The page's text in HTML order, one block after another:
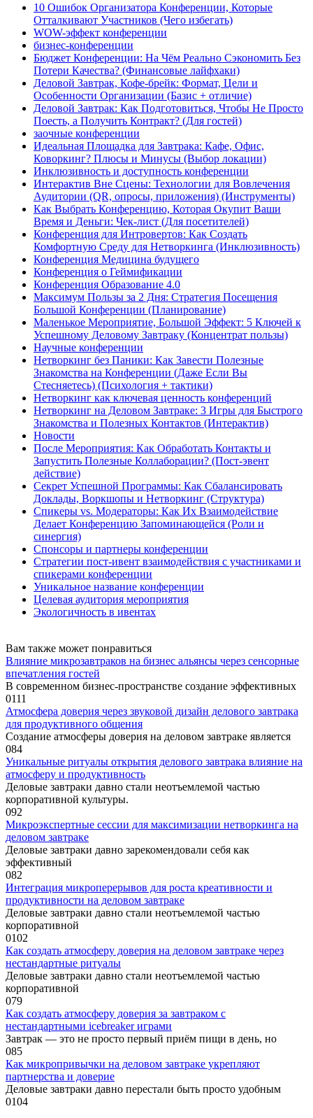
10 Ошибок Организатора Конференции, Которые
Отталкивают Участников (Чего избегать)
WOW-эффект конференции
бизнес-конференции
Бюджет Конференции: На Чём Реально Сэкономить Без
Потери Качества? (Финансовые лайфхаки)
Деловой Завтрак, Кофе-брейк: Формат, Цели и
Особенности Организации (Базис + отличие)
Деловой Завтрак: Как Подготовиться, Чтобы Не Просто
Поесть, а Получить Контракт? (Для гостей)
заочные конференции
Идеальная Площадка для Завтрака: Кафе, Офис,
Коворкинг? Плюсы и Минусы (Выбор локации)
Инклюзивность и доступность конференции
Интерактив Вне Сцены: Технологии для Вовлечения
Аудитории (QR, опросы, приложения) (Инструменты)
Как Выбрать Конференцию, Которая Окупит Ваши
Время и Деньги: Чек-лист (Для посетителей)
Конференция для Интровертов: Как Создать
Комфортную Среду для Нетворкинга (Инклюзивность)
Конференция Медицина будущего
Конференция о Геймификации
Конференция Образование 4.0
Максимум Пользы за 2 Дня: Стратегия Посещения
Большой Конференции (Планирование)
Маленькое Мероприятие, Большой Эффект: 5 Ключей к
Успешному Деловому Завтраку (Концентрат пользы)
Научные конференции
Нетворкинг без Паники: Как Завести Полезные
Знакомства на Конференции (Даже Если Вы
Стесняетесь) (Психология + тактики)
Нетворкинг как ключевая ценность конференций
Нетворкинг на Деловом Завтраке: 3 Игры для Быстрого
Знакомства и Полезных Контактов (Интерактив)
Новости
После Мероприятия: Как Обработать Контакты и
Запустить Полезные Коллаборации? (Пост-эвент
действие)
Секрет Успешной Программы: Как Сбалансировать
Доклады, Воркшопы и Нетворкинг (Структура)
Спикеры vs. Модераторы: Как Их Взаимодействие
Делает Конференцию Запоминающейся (Роли и
синергия)
Спонсоры и партнеры конференции
Стратегии пост-ивент взаимодействия с участниками и
спикерами конференции
Уникальное название конференции
Целевая аудитория мероприятия
Экологичность в ивентах
Вам также может понравиться
Влияние микрозавтраков на бизнес альянсы через сенсорные
впечатления гостей
В современном бизнес-пространстве создание эффективных
0111
Атмосфера доверия через звуковой дизайн делового завтрака
для продуктивного общения
Создание атмосферы доверия на деловом завтраке является
084
Уникальные ритуалы открытия делового завтрака влияние на
атмосферу и продуктивность
Деловые завтраки давно стали неотъемлемой частью
корпоративной культуры.
092
Микроэкспертные сессии для максимизации нетворкинга на
деловом завтраке
Деловые завтраки давно зарекомендовали себя как
эффективный
082
Интеграция микроперерывов для роста креативности и
продуктивности на деловом завтраке
Деловые завтраки давно стали неотъемлемой частью
корпоративной
0102
Как создать атмосферу доверия на деловом завтраке через
нестандартные ритуалы
Деловые завтраки давно стали неотъемлемой частью
корпоративной
079
Как создать атмосферу доверия за завтраком с
нестандартными icebreaker играми
Завтрак — это не просто первый приём пищи в день, но
085
Как микропривычки на деловом завтраке укрепляют
партнерства и доверие
Деловые завтраки давно перестали быть просто удобным
0104